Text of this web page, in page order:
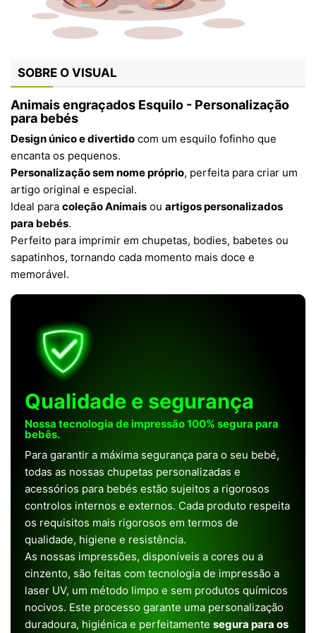
SOBRE O VISUAL
Animais engraçados Esquilo - Personalização
para bebés
Design único e divertido com um esquilo fofinho que
encanta os pequenos.
Personalização sem nome próprio, perfeita para criar um
artigo original e especial.
Ideal para coleção Animais ou artigos personalizados
para bebés.
Perfeito para imprimir em chupetas, bodies, babetes ou
sapatinhos, tornando cada momento mais doce e
memorável.
Qualidade e segurança
Nossa tecnologia de impressão 100% segura para
bebês.
Para garantir a máxima segurança para o seu bebé,
todas as nossas chupetas personalizadas e
acessórios para bebés estão sujeitos a rigorosos
controlos internos e externos. Cada produto respeita
os requisitos mais rigorosos em termos de
qualidade, higiene e resistência.
As nossas impressões, disponíveis a cores ou a
cinzento, são feitas com tecnologia de impressão a
laser UV, um método limpo e sem produtos químicos
nocivos. Este processo garante uma personalização
duradoura, higiénica e perfeitamente segura para os